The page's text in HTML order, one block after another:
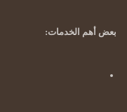
بعض أهم الخدمات: